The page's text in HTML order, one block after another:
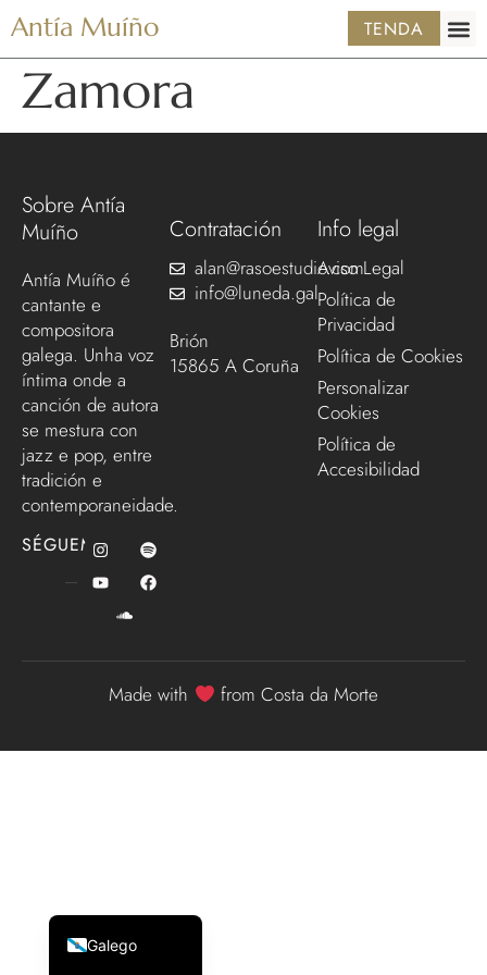
Antía Muíño TENDA
Zamora
Sobre Antía
Muíño
Antía Muíño é
cantante e
compositora
galega. Unha voz
íntima onde a
canción de autora
se mestura con
jazz e pop, entre
tradición e
contemporaneidade.
SÉGUEME
Contratación
alan@rasoestudio.com
info@luneda.gal
Brión
15865 A Coruña
Info legal
Aviso Legal
Política de
Privacidad
Política de Cookies
Personalizar
Cookies
Política de
Accesibilidad
Made with from Costa da Morte
Galego